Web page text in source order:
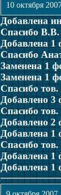
10 октября
Добавлена
Спасибо В.В.
Добавлена
Спасибо
Заменена 1
Заменена 1
Спасибо тов.
Добавлено
Спасибо
Добавлено
Добавлена
Спасибо
Добавлена
Добавлена